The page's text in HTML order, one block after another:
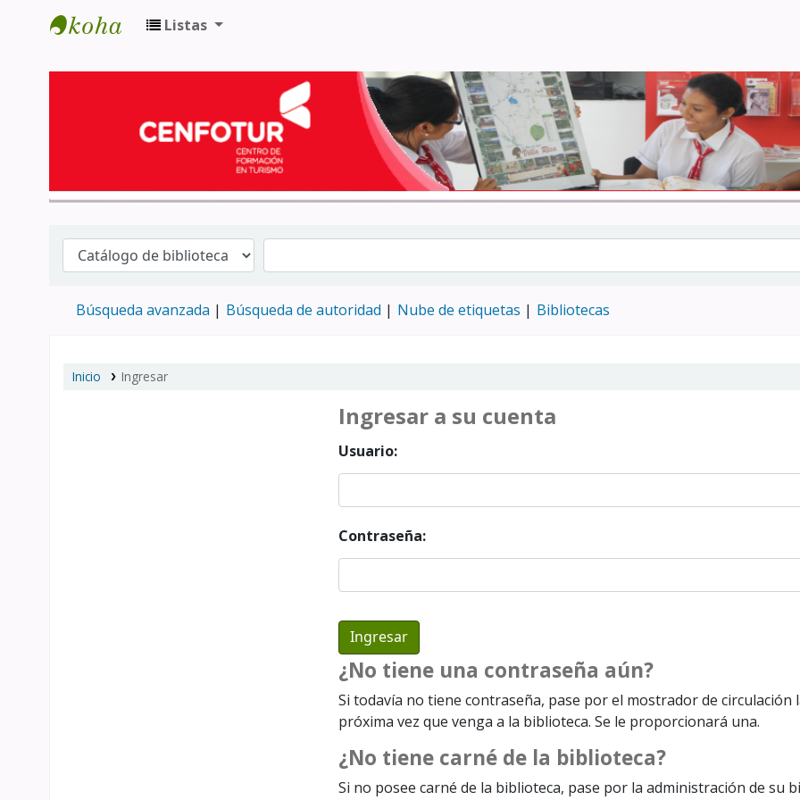
Listas
Búsqueda avanzada Búsqueda de autoridad Nube de etiquetas Bibliotecas
Inicio Ingresar
Ingresar a su cuenta
Usuario:
Contraseña:
¿No tiene una contraseña aún?
Si todavía no tiene contraseña, pase por el mostrador de circulación
próxima vez que venga a la biblioteca. Se le proporcionará una.
¿No tiene carné de la biblioteca?
Si no posee carné de la biblioteca, pase por la administración de su